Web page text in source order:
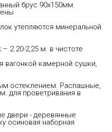
брус 90х150мм.
утепляются минеральной
– 2.20-2,25 м. в чистоте
вагонкой камерной сушки,
остеклением. Распашные,
для проветривания в
двери - деревянные
осиновая наборная